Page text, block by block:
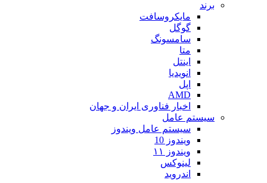
برند
مایکروسافت
گوگل
سامسونگ
متا
اینتل
انویدیا
اپل
AMD
اخبار فناوری ایران و جهان
سیستم عامل
سیستم عامل ویندوز
ویندوز 10
ویندوز ۱۱
لینوکس
اندروید